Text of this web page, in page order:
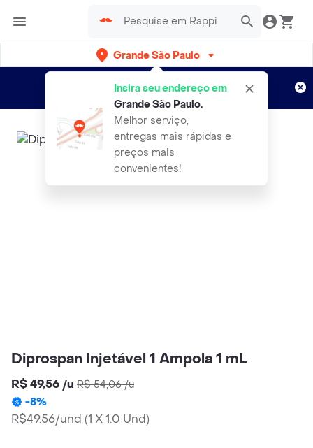
Grande São Paulo
Insira seu endereço em
Grande São Paulo.
Melhor serviço,
entregas mais rápidas e
preços mais
convenientes!
Entregas grátis por 15 dias!
Aplicam T&C
Diprospan Injetável 1 Ampola 1 mL
R$ 49,56 /u R$ 54,06/u
-8%
R$49.56/und (1 X 1.0 Und)